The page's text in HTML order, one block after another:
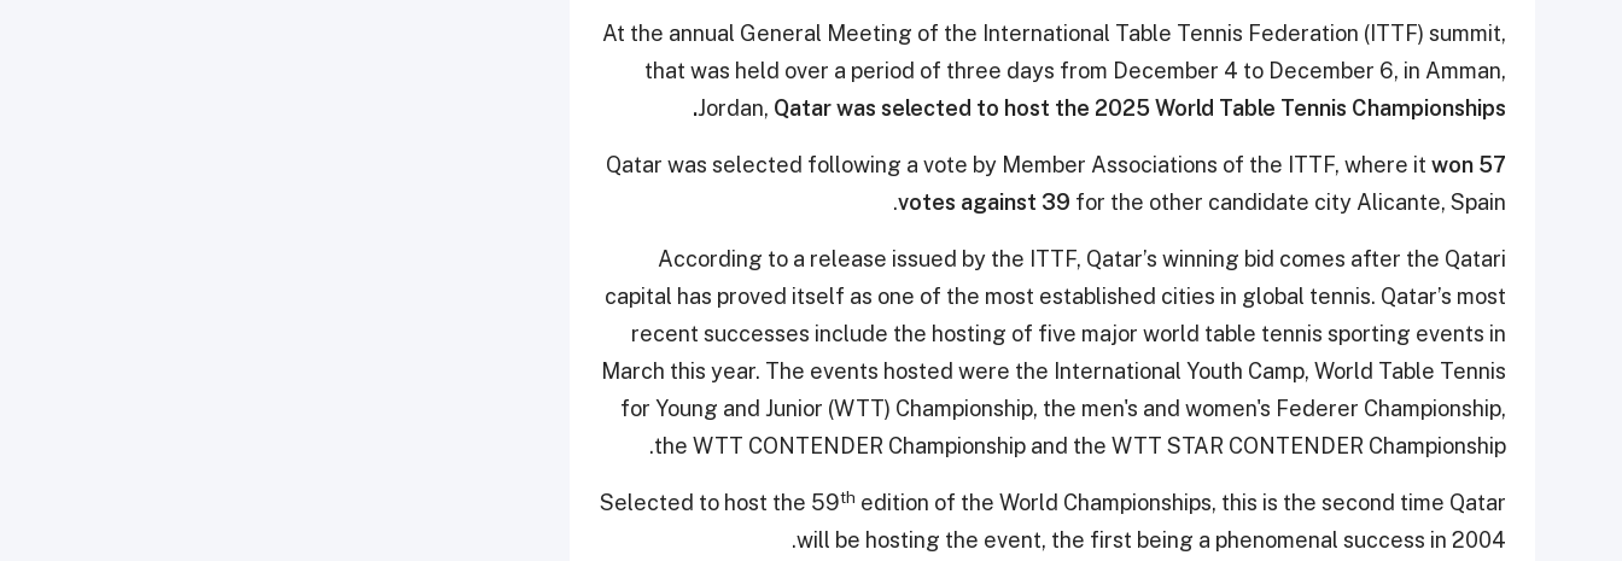
At the annual General Meeting of the International Table Tennis Federation (ITTF) summit,
that was held over a period of three days from December 4 to December 6, in Amman,
Jordan, Qatar was selected to host the 2025 World Table Tennis Championships.
Qatar was selected following a vote by Member Associations of the ITTF, where it won 57
votes against 39 for the other candidate city Alicante, Spain.
According to a release issued by the ITTF, Qatar’s winning bid comes after the Qatari
capital has proved itself as one of the most established cities in global tennis. Qatar’s most
recent successes include the hosting of five major world table tennis sporting events in
March this year. The events hosted were the International Youth Camp, World Table Tennis
for Young and Junior (WTT) Championship, the men's and women's Federer Championship,
the WTT CONTENDER Championship and the WTT STAR CONTENDER Championship.
Selected to host the 59th edition of the World Championships, this is the second time Qatar
will be hosting the event, the first being a phenomenal success in 2004.